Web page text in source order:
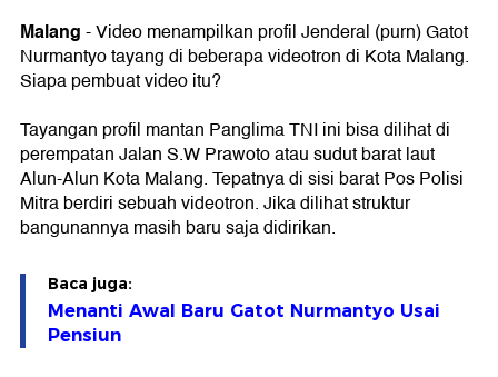
Malang-Video menampilkan profil Jenderal (purn) Gatot
Nurmantyo tayang di beberapa videotron di Kota Malang.
Siapa pembuat video itu?
Tayangan profil mantan Panglima TNI ini bisa dilihat di
perempatan Jalan S.W Prawoto atau sudut barat laut
Alun-Alun Kota Malang. Tepatnya di sisi barat Pos Polisi
Mitra berdiri sebuah videotron. Jika dilihat struktur
bangunannya masih baru saja didirikan.
Baca juga:
Menanti Awal Baru Gatot Nurmantyo Usai
Pensiun